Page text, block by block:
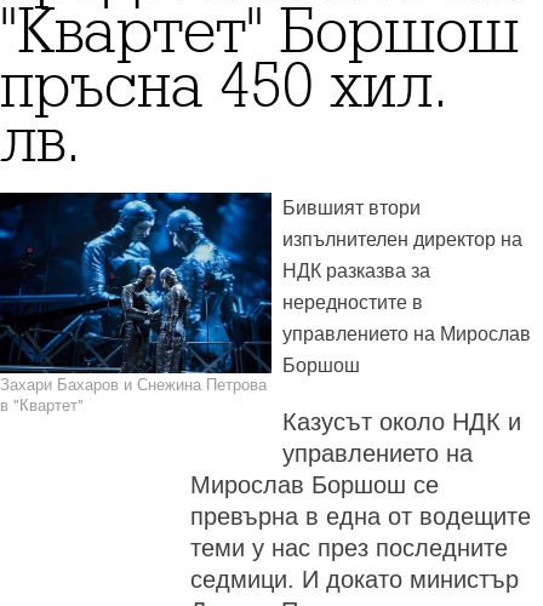
"Квартет" Боршош
пръсна 450 хил.
лв.
Захари Бахаров и Снежина Петрова
в "Квартет"
Бившият втори
изпълнителен директор на
НДК разказва за
нередностите в
управлението на Мирослав
Боршош
Казусът около НДК и
управлението на
Мирослав Боршош се
превърна в една от водещите
теми у нас през последните
седмици. И докато министър